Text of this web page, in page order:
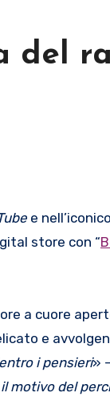
del
e nell’iconico
store con “
a cuore
e
i pensieri»
motivo del